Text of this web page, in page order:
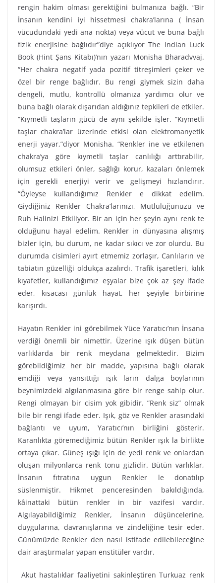
rengin hakim olması gerektiğini bulmanıza bağlı. “Bir
İnsanın kendini iyi hissetmesi chakra’larına ( İnsan
vücudundaki yedi ana nokta) veya vücut ve buna bağlı
fizik enerjisine bağlıdır”diye açıklıyor The Indian Luck
Book (Hint Şans Kitabı)’nın yazarı Monisha Bharadvvaj.
“Her chakra negatif yada pozitif titreşimleri çeker ve
özel bir renge bağlıdır. Bu rengi giymek sizin daha
dengeli, mutlu, kontrollü olmanıza yardımcı olur ve
buna bağlı olarak dışarıdan aldığınız tepkileri de etkiler.
“Kıymetli taşların gücü de aynı şekilde işler. “Kıymetli
taşlar chakra’lar üzerinde etkisi olan elektromanyetik
enerji yayar,”diyor Monisha. “Renkler ine ve etkilenen
chakra’ya göre kıymetli taşlar canlılığı arttırabilir,
olumsuz etkileri önler, sağlığı korur, kazaları önlemek
için gerekli enerjiyi verir ve gelişmeyi hızlandırır.
“Öyleyse kullandığımız Renkler e dikkat edelim.
Giydiğiniz Renkler Chakra’larınızı, Mutluluğunuzu ve
Ruh Halinizi Etkiliyor. Bir an için her şeyin aynı renk te
olduğunu hayal edelim. Renkler in dünyasına alışmış
bizler için, bu durum, ne kadar sıkıcı ve zor olurdu. Bu
durumda cisimleri ayırt etmemiz zorlaşır, Canlıların ve
tabiatın güzelliği oldukça azalırdı. Trafik işaretleri, kılık
kıyafetler, kullandığımız eşyalar bize çok az şey ifade
eder, kısacası günlük hayat, her şeyiyle birbirine
karışırdı.
Hayatın Renkler ini görebilmek Yüce Yaratıcı’nın İnsana
verdiği önemli bir nimettir. Üzerine ışık düşen bütün
varlıklarda bir renk meydana gelmektedir. Bizim
görebildiğimiz her bir madde, yapısına bağlı olarak
emdiği veya yansıttığı ışık ların dalga boylarının
beynimizdeki algılanmasına göre bir renge sahip olur.
Rengi olmayan bir cisim yok gibidir. ”Renk siz” olmak
bile bir rengi ifade eder. Işık, göz ve Renkler arasındaki
bağlantı ve uyum, Yaratıcı’nın birliğini gösterir.
Karanlıkta göremediğimiz bütün Renkler ışık la birlikte
ortaya çıkar. Güneş ışığı için de yedi renk ve onlardan
oluşan milyonlarca renk tonu gizlidir. Bütün varlıklar,
İnsanın fıtratına uygun Renkler le donatılıp
süslenmiştir. Hikmet penceresinden bakıldığında,
kâinattaki bütün renkler in bir vazifesi vardır.
Algılayabildiğimiz Renkler, İnsanın düşüncelerine,
duygularına, davranışlarına ve zindeliğine tesir eder.
Günümüzde Renkler den nasıl istifade edilebileceğine
dair araştırmalar yapan enstitüler vardır.
Akut hastalıklar faaliyetini sakinleştiren Turkuaz renk